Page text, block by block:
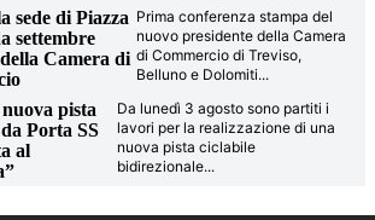
sede di Piazza
settembre
Camera di
Prima conferenza stampa del
nuovo presidente della Camera
di Commercio di Treviso,
Belluno e Dolomiti...
pista
Porta SS
al
Da lunedì 3 agosto sono partiti i
lavori per la realizzazione di una
nuova pista ciclabile
bidirezionale...